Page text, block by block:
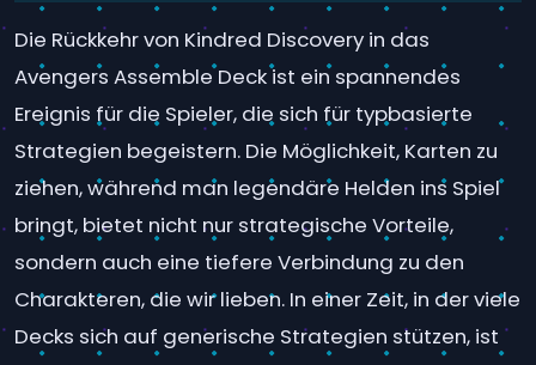
Die Rückkehr von Kindred Discovery in das
Avengers Assemble Deck ist ein spannendes
Ereignis für die Spieler, die sich für typbasierte
Strategien begeistern. Die Möglichkeit, Karten zu
ziehen, während man legendäre Helden ins Spiel
bringt, bietet nicht nur strategische Vorteile,
sondern auch eine tiefere Verbindung zu den
Charakteren, die wir lieben. In einer Zeit, in der viele
Decks sich auf generische Strategien stützen, ist